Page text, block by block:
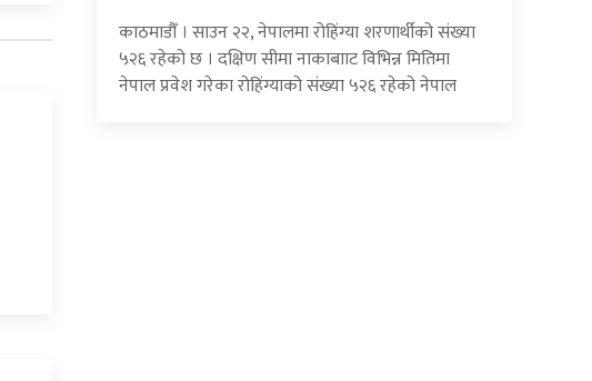
काठमाडौँ । साउन २२, नेपालमा रोहिंग्या शरणार्थीको संख्या
५२६ रहेको छ । दक्षिण सीमा नाकाबााट विभिन्न मितिमा
नेपाल प्रवेश गरेका रोहिंग्याको संख्या ५२६ रहेको नेपाल